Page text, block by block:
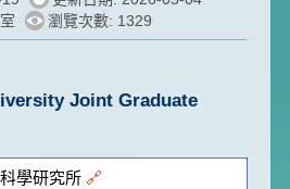
瀏覽次數: 1329
Joint Graduate
學研究所 🔗